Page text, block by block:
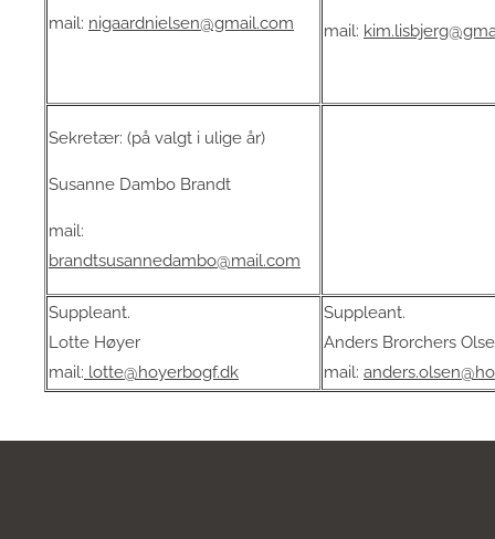
mail: nigaardnielsen@gmail.com mail:
Sekretær: (på valgt i ulige år)
Susanne Dambo Brandt
mail:
brandtsusannedambo@mail.com
Suppleant.
Lotte Høyer
mail: lotte@hoyerbogf.dk
Suppleant.
Anders Brorchers
mail: